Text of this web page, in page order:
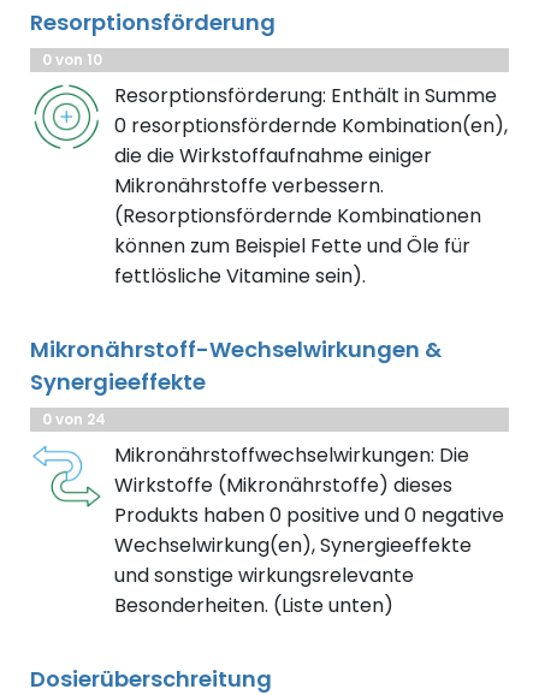
Resorptionsförderung
0 von 10
Resorptionsförderung: Enthält in Summe
0 resorptionsfördernde Kombination(en),
die die Wirkstoffaufnahme einiger
Mikronährstoffe verbessern.
(Resorptionsfördernde Kombinationen
können zum Beispiel Fette und Öle für
fettlösliche Vitamine sein).
Mikronährstoff-Wechselwirkungen &
Synergieeffekte
0 von 24
Mikronährstoffwechselwirkungen: Die
Wirkstoffe (Mikronährstoffe) dieses
Produkts haben 0 positive und 0 negative
Wechselwirkung(en), Synergieeffekte
und sonstige wirkungsrelevante
Besonderheiten. (Liste unten)
Dosierüberschreitung